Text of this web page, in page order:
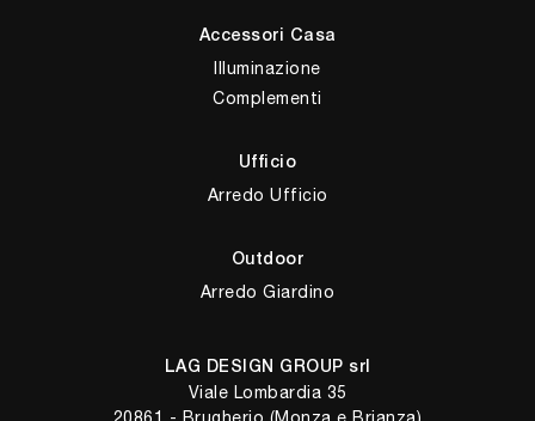
Accessori Casa
Illuminazione
Complementi
Ufficio
Arredo Ufficio
Outdoor
Arredo Giardino
LAG DESIGN GROUP srl
Viale Lombardia 35